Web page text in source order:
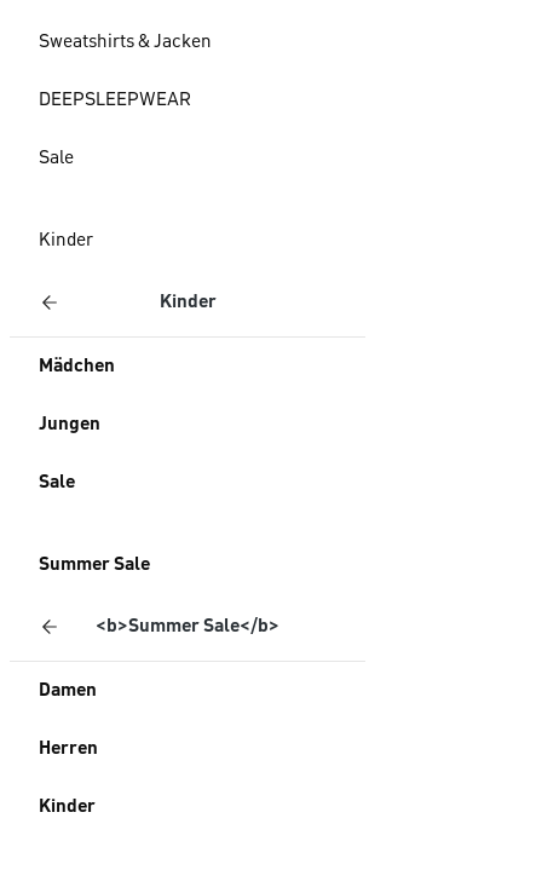
Sweatshirts & Jacken
DEEPSLEEPWEAR
Sale
Kinder
Kinder
Mädchen
Jungen
Sale
Summer Sale
<b>Summer Sale</b>
Damen
Herren
Kinder